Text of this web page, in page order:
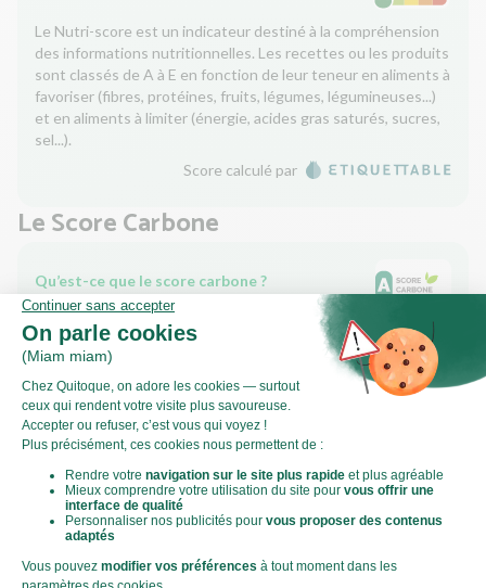
Le Nutri-score est un indicateur destiné à la compréhension
des informations nutritionnelles. Les recettes ou les produits
sont classés de A à E en fonction de leur teneur en aliments à
favoriser (fibres, protéines, fruits, légumes, légumineuses...)
et en aliments à limiter (énergie, acides gras saturés, sucres,
sel...).
Score calculé par
Le Score Carbone
Qu’est-ce que le score carbone ?
C'est un logo qui vous permet de visualiser l’empreinte
carbone de chaque plat et de faire des choix plus éclairés et
toujours aussi gourmands. Plus d'informationsici
Télécharger nos applications